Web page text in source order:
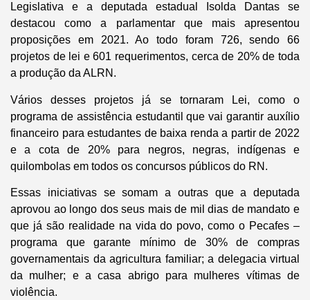
Legislativa e a deputada estadual Isolda Dantas se
destacou como a parlamentar que mais apresentou
proposições em 2021. Ao todo foram 726, sendo 66
projetos de lei e 601 requerimentos, cerca de 20% de toda
a produção da ALRN.
Vários desses projetos já se tornaram Lei, como o
programa de assistência estudantil que vai garantir auxílio
financeiro para estudantes de baixa renda a partir de 2022
e a cota de 20% para negros, negras, indígenas e
quilombolas em todos os concursos públicos do RN.
Essas iniciativas se somam a outras que a deputada
aprovou ao longo dos seus mais de mil dias de mandato e
que já são realidade na vida do povo, como o Pecafes –
programa que garante mínimo de 30% de compras
governamentais da agricultura familiar; a delegacia virtual
da mulher; e a casa abrigo para mulheres vítimas de
violência.